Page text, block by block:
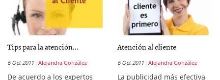
Tips para la atención...
6 Oct 2011 Alejandra González
De acuerdo a los expertos
Atención al cliente
6 Oct 2011 Alejandra González
La publicidad más efectiva